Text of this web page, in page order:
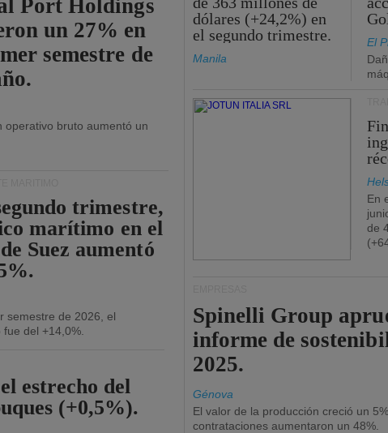
Port Holdings
un 27% en
semestre de
operativo bruto aumentó un
trimestre,
marítimo en el
Suez aumentó
semestre de 2026, el
del +14,0%.
estrecho del
(+0,5%).
dólares (+24,2%) en
el segundo trimestre.
Manila
El
En
de
Spinelli Group
informe de
2025.
Génova
El valor de la producción creció un
contrataciones aumentaron un 48%.